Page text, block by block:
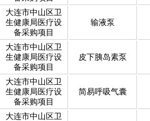
大连市中山区卫
生健康局医疗设
备采购项目
输液泵
大连市中山区卫
生健康局医疗设
备采购项目
皮下胰岛素泵
大连市中山区卫
生健康局医疗设
备采购项目
简易呼吸气囊
大连市中山区卫